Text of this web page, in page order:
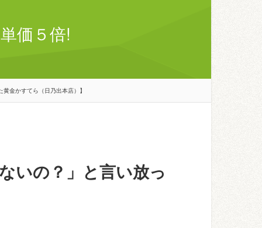
価５倍!
金かすてら（日乃出本店）】
いの？」と言い放っ